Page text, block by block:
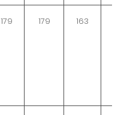
179 179 163